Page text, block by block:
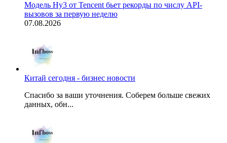
Модель Hy3 от Tencent бьет рекорды по числу API-
вызовов за первую неделю
07.08.2026
Китай сегодня - бизнес новости
Спасибо за ваши уточнения. Соберем больше свежих
данных, обн...